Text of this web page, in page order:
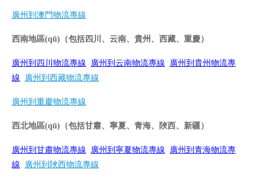
廣州到澳門物流專線
西南地區(qū)（包括四川、云南、貴州、西藏、重慶）
廣州到四川物流專線 廣州到云南物流專線
廣州到貴州物流專
線
廣州到西藏物流專線
廣州到重慶物流專線
西北地區(qū)（包括甘肅、寧夏、青海、陜西、新疆）
廣州到甘肅物流專線 廣州到寧夏物流專線
廣州到青海物流專
線
廣州到陜西物流專線